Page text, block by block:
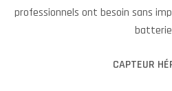
professionnels ont besoin sans
CAPTEUR